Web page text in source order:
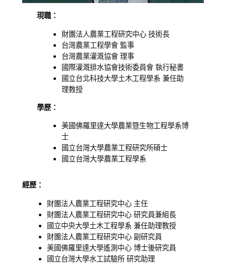
現職：
財團法人農業工程研究中心 技術長
台灣農業工程學會 監事
台灣農業灌溉協會 理事
國際灌溉排水協會技術委員會 執行秘書
國立台北科技大學土木工程學系 兼任助
理教授
學歷：
美國佛羅里達大學農業暨生物工程學系博
士
國立台灣大學農業工程研究所碩士
國立台灣大學農業工程學系
經歷：
財團法人農業工程研究中心 主任
財團法人農業工程研究中心 研究員兼組長
國立中央大學土木工程學系 兼任助理教授
財團法人農業工程研究中心 副研究員
美國佛羅里達大學遙測中心 博士後研究員
國立台灣大學水工試驗所 研究助理